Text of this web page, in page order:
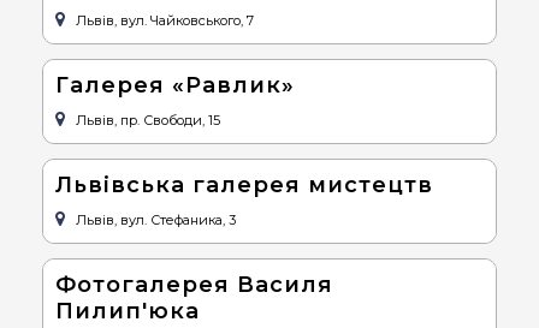
Львів, вул. Чайковського, 7
Галерея «Равлик»
Львів, пр. Свободи, 15
Львівська галерея мистецтв
Львів, вул. Стефаника, 3
Фотогалерея Василя
Пилип'юка